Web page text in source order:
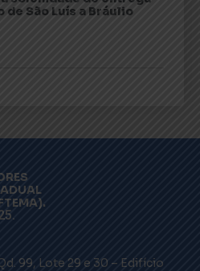
São Luís a Bráulio
99, Lote 29 e 30 – Edifício